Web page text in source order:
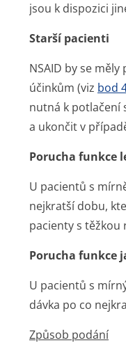
jsou k dispozici
Starší pacienti
NSAID by se
účinkům (viz bod
nutná k potlačení
a ukončit v
Porucha funkce
U pacientů s
nejkratší dobu,
pacienty s těžkou
Porucha funkce
U pacientů s
dávka po co
Způsob podání